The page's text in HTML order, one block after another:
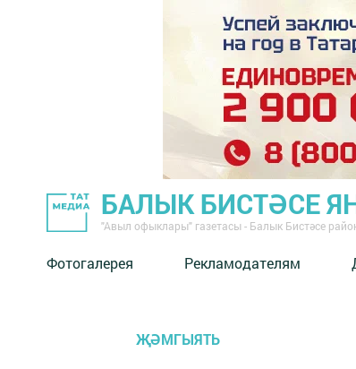
БАЛЫК БИСТӘСЕ
"Авыл офыклары" газетасы - Балык Бистәсе
Фотогалерея Рекламодателям
ҖӘМГЫЯТЬ